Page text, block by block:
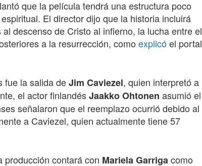
que la película tendrá una estructura poco
El director dijo que la historia incluirá
descenso de Cristo al infierno, la lucha entre el
a la resurrección, como explicóel portal
fue la salida deJim Caviezel, quien interpretó a
el actor finlandésJaakko Ohtonen asumió el
señalaron que el reemplazo ocurrió debido al
a Caviezel, quien actualmente tiene 57
producción contará con Mariela Garrigacomo